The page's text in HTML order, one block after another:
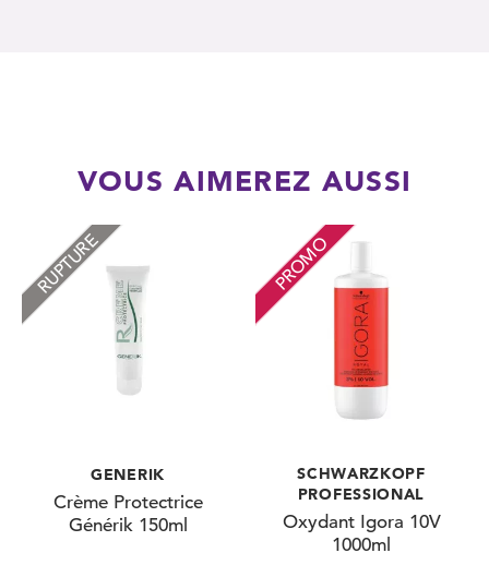
VOUS AIMEREZ AUSSI
RUPTURE
GENERIK
Crème Protectrice
Générik 150ml
PROMO
SCHWARZKOPF
PROFESSIONAL
Oxydant Igora 10V
1000ml